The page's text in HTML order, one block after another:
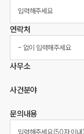
연락처
사무소
사건분야
문의내용